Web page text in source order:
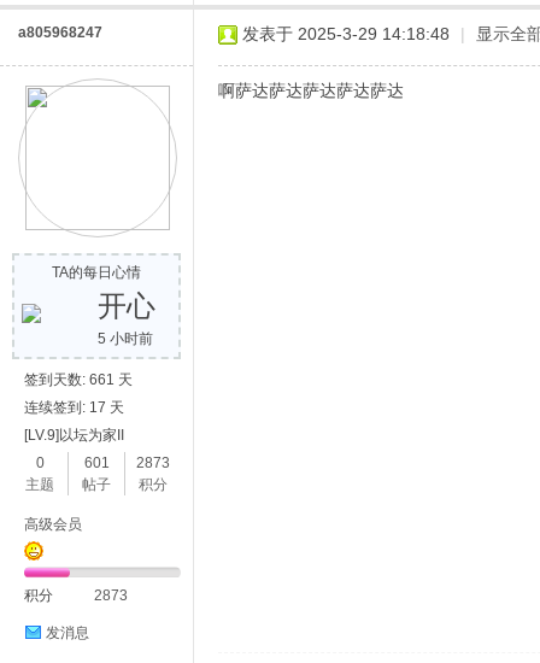
a805968247
TA的每日心情
开心
5 小时前
签到天数: 661 天
连续签到: 17 天
[LV.9]以坛为家II
0
主题
601
帖子
2873
积分
高级会员
积分 2873
发消息
发表于 2025-3-29 14:18:48 | 显示全
啊萨达萨达萨达萨达萨达